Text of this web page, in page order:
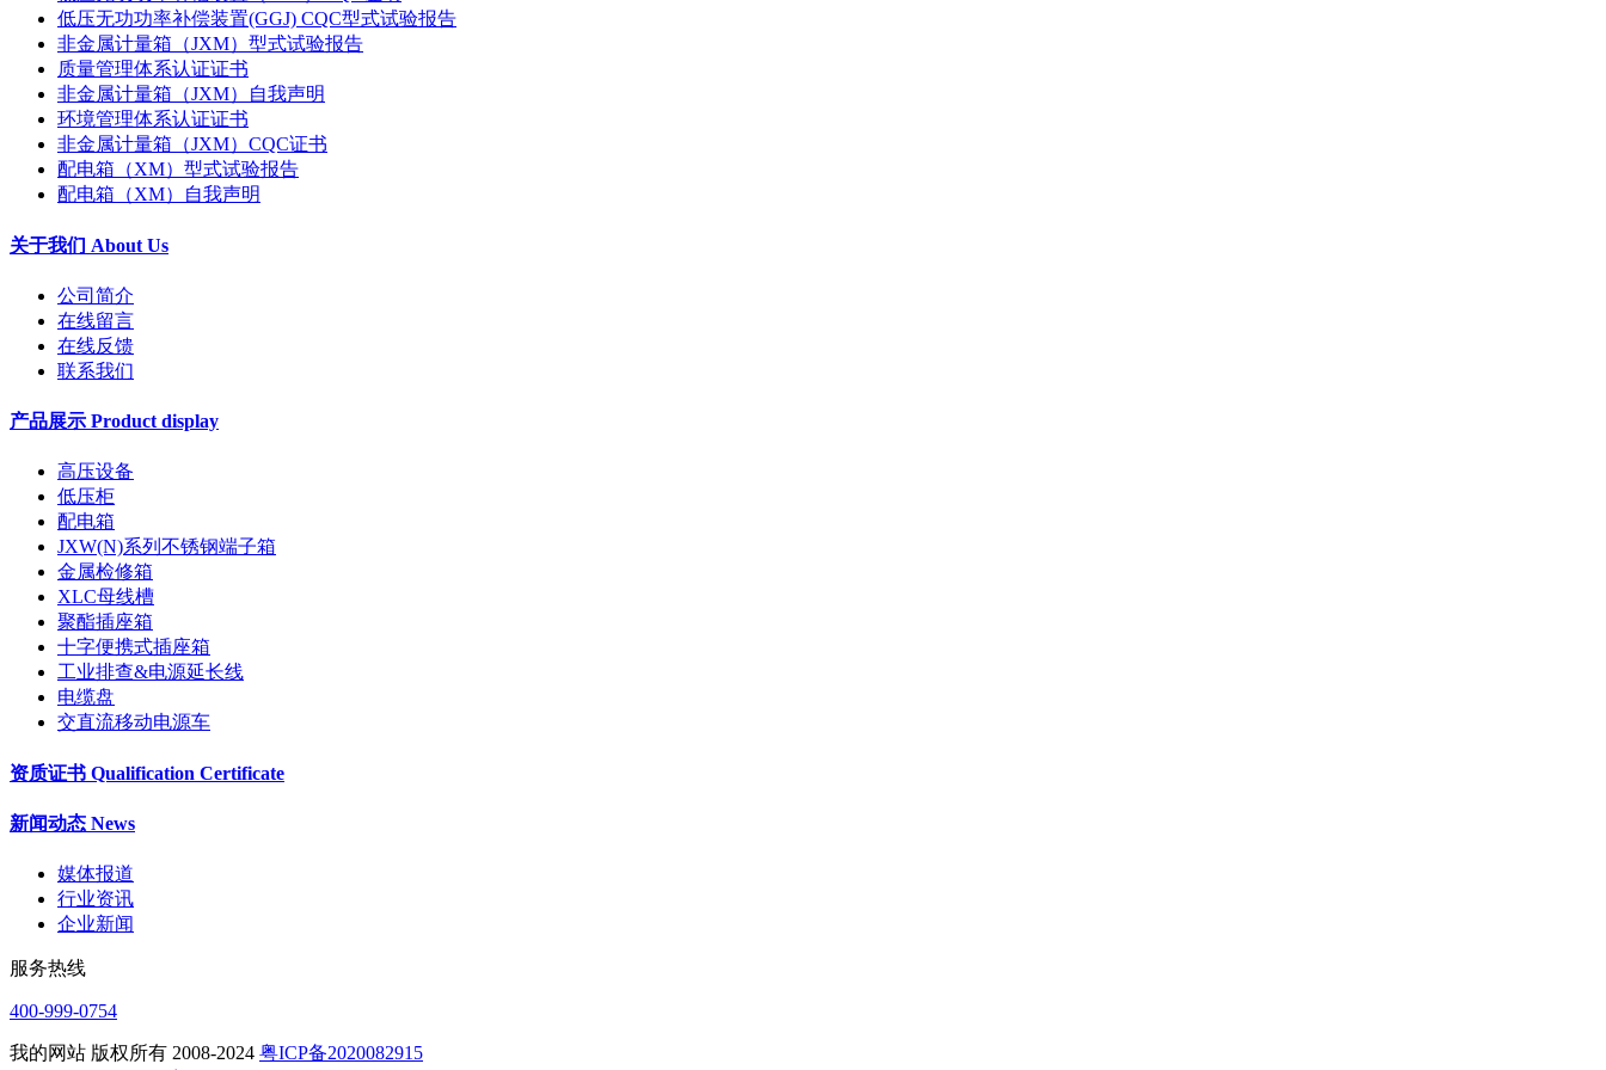
低压无功功率补偿装置(GGJ) CQC型式试验报告
非金属计量箱（JXM）型式试验报告
质量管理体系认证证书
非金属计量箱（JXM）自我声明
环境管理体系认证证书
非金属计量箱（JXM）CQC证书
配电箱（XM）型式试验报告
配电箱（XM）自我声明
关于我们 About Us
公司简介
在线留言
在线反馈
联系我们
产品展示 Product display
高压设备
低压柜
配电箱
JXW(N)系列不锈钢端子箱
金属检修箱
XLC母线槽
聚酯插座箱
十字便携式插座箱
工业排查&电源延长线
电缆盘
交直流移动电源车
资质证书 Qualification Certificate
新闻动态 News
媒体报道
行业资讯
企业新闻
服务热线
400-999-0754
我的网站 版权所有 2008-2024 粤ICP备2020082915